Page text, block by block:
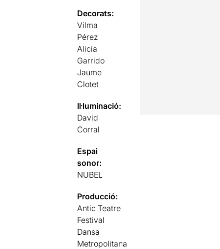
Decorats:
Vilma
Pérez
Alicia
Garrido
Jaume
Clotet
Il·luminació:
David
Corral
Espai
sonor:
NUBEL
Producció:
Antic Teatre
Festival
Dansa
Metropolitana